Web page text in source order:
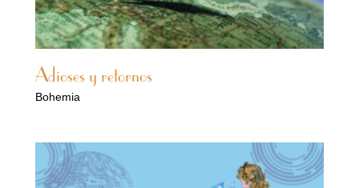
Adioses y retornos
Bohemia